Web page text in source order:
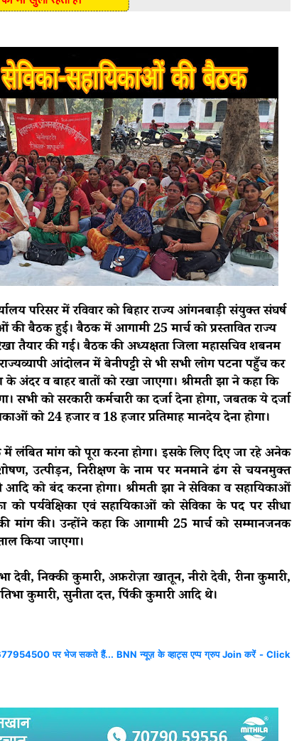
परिसर में रविवार को बिहार राज्य आंगनबाड़ी संयुक्त संघर्ष
बैठक हुई। बैठक में आगामी 25 मार्च को प्रस्तावित राज्य
तैयार की गई। बैठक की अध्यक्षता जिला महासचिव शबनम
आंदोलन में बेनीपट्टी से भी सभी लोग पटना पहुँच कर
अंदर व बाहर बातों को रखा जाएगा। श्रीमती झा ने कहा कि
सभी को सरकारी कर्मचारी का दर्जा देना होगा, जबतक ये दर्जा
को 24 हजार व 18 हजार प्रतिमाह मानदेय देना होगा।
मांग को पूरा करना होगा। इसके लिए दिए जा रहे अनेक
उत्पीड़न, निरीक्षण के नाम पर मनमाने ढंग से चयनमुक्त
को बंद करना होगा। श्रीमती झा ने सेविका व सहायिकाओं
पर्यवेक्षिका एवं सहायिकाओं को सेविका के पद पर सीधा
मांग की। उन्होंने कहा कि आगामी 25 मार्च को सम्मानजनक
किया जाएगा।
निक्की कुमारी, अफ़रोज़ा खातून, नीरो देवी, रीना कुमारी,
कुमारी, सुनीता दत्त, पिंकी कुमारी आदि थे।
पर भेज सकते हैं... BNN न्यूज़ के व्हाट्स एप्प ग्रुप Join करें - Click